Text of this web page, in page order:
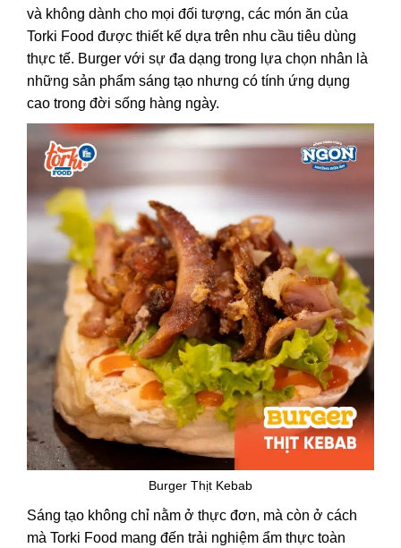
và không dành cho mọi đối tượng, các món ăn của
Torki Food được thiết kế dựa trên nhu cầu tiêu dùng
thực tế. Burger với sự đa dạng trong lựa chọn nhân là
những sản phẩm sáng tạo nhưng có tính ứng dụng
cao trong đời sống hàng ngày.
Burger Thịt Kebab
Sáng tạo không chỉ nằm ở thực đơn, mà còn ở cách
mà Torki Food mang đến trải nghiệm ẩm thực toàn